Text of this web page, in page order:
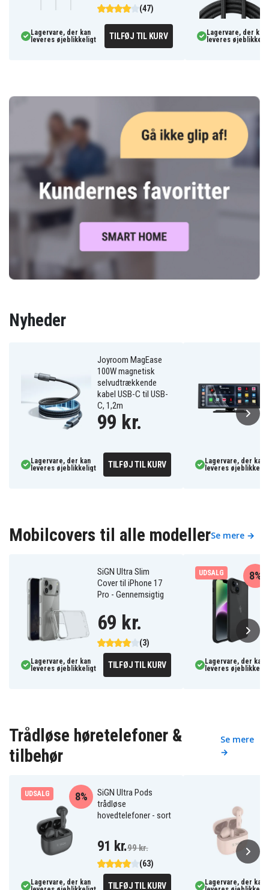
(47)
Lagervare, der kan
leveres øjeblikkeligt
TILFØJ TIL KURV
Lagervare, der kan
leveres
Nyheder
Joyroom MagEase
100W magnetisk
selvudtrækkende
kabel USB-C til USB-
C, 1,2m
99 kr.
Lagervare, der kan
leveres øjeblikkeligt
TILFØJ TIL KURV
Lagervare, der kan
leveres
Mobilcovers til alle modellerSe mere →
SiGN Ultra Slim
Cover til iPhone 17
Pro - Gennemsigtig
(3)
69 kr.
Lagervare, der kan
leveres øjeblikkeligt
TILFØJ TIL KURV
UDSALG 8%
Lagervare, der kan
leveres
Trådløse høretelefoner &
tilbehør
Se mere
→
UDSALG
SiGN Ultra Pods
trådløse
hovedtelefoner - sort
(63)
8%
91 kr.99 kr.
Lagervare, der kan
TILFØJ TIL KURV
Lagervare, der kan